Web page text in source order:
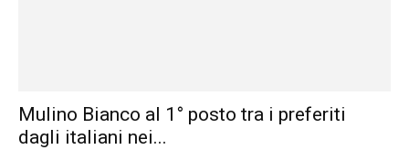
Mulino Bianco al 1° posto tra i preferiti
dagli italiani nei...